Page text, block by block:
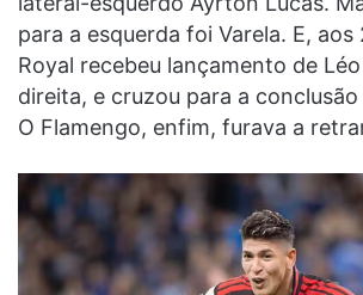
para a esquerda foi Varela. E,
Royal recebeu lançamento de
direita, e cruzou para a conclusão
O Flamengo, enfim, furava a